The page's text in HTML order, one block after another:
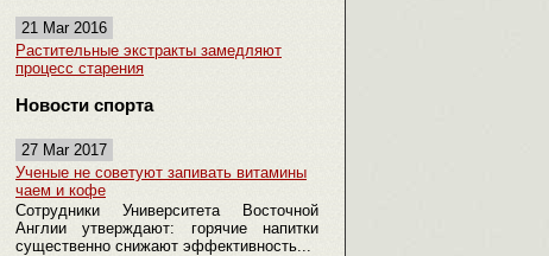
21 Mar 2016
Растительные экстракты замедляют
процесс старения
Новости спорта
27 Mar 2017
Ученые не советуют запивать витамины
чаем и кофе
Сотрудники Университета Восточной
Англии утверждают: горячие напитки
существенно снижают эффективность...